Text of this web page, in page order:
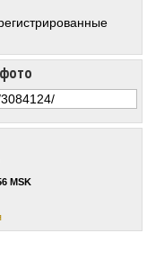
MSK